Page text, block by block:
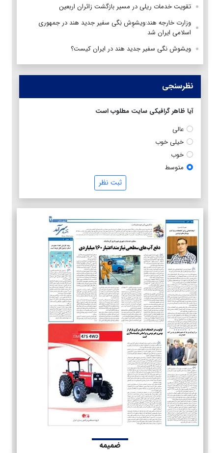
تقویت خدمات ریلی در مسیر بازگشت زائران اربعین
وزارت خارجه هند:ویشوِش نِگی سفیر جدید هند در جمهوری
اسلامی ایران شد
ویشوش نگی سفیر جدید هند در ایران کیست؟
نظرسنجی
آیا ظاهر گرافیکی سایت مطلوب است
عالی
خیلی خوب
خوب
متوسط
ثبت نظر
ضمیمه